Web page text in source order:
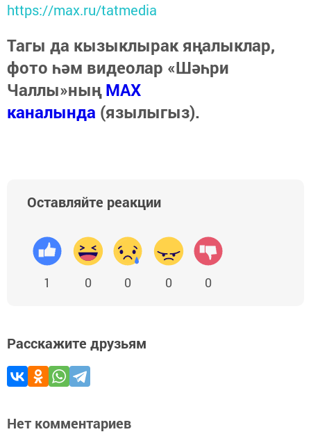
https://max.ru/tatmedia
Тагы да кызыклырак яңалыклар,
фото һәм видеолар «Шәһри
Чаллы»ныңMAX
каналында (язылыгыз).
Оставляйте реакции
1 0 0 0 0
Расскажите друзьям
Нет комментариев